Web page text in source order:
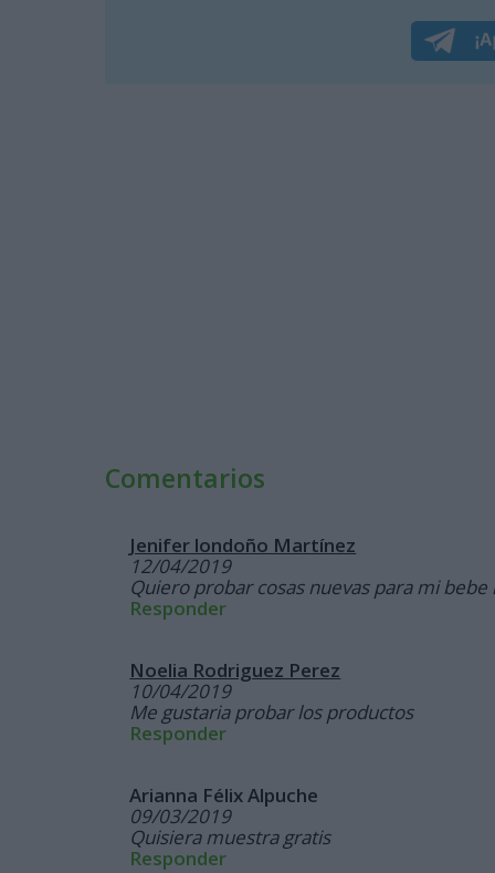
Comentarios
Jenifer londoño Martínez
12/04/2019
Quiero probar cosas nuevas para mi
Responder
Noelia Rodriguez Perez
10/04/2019
Me gustaria probar los productos
Responder
Arianna Félix Alpuche
09/03/2019
Quisiera muestra gratis
Responder